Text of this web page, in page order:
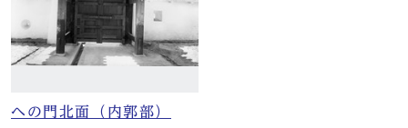
ヘの門北面（内郭部）